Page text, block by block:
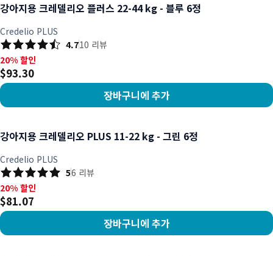
강아지용 크레델리오 플러스 22-44 kg - 블루 6정
Credelio PLUS
4.710 리뷰
20% 할인, $93.30
20% 할인
$93.30
장바구니에 추가
강아지용 크레델리오 PLUS 11-22 kg - 그린 6정
Credelio PLUS
56 리뷰
20% 할인, $81.07
20% 할인
$81.07
장바구니에 추가